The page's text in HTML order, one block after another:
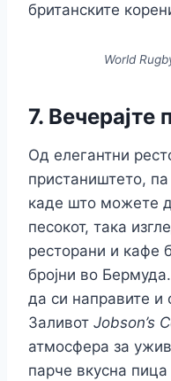
британските
World
7. Вечерајте
Од елегантни
пристаништето,
каде што можете
песокот, така
ресторани и кафе
бројни во
да си направите и
Заливот Jobson’s
атмосфера за
парче вкусна